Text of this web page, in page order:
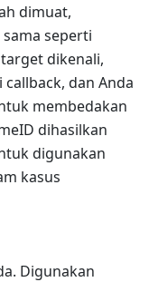
dimuat,
seperti
dikenali,
dan Anda
membedakan
dihasilkan
digunakan
kasus
Digunakan